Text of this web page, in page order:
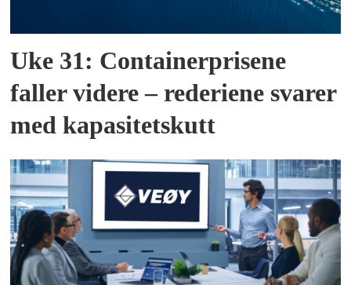
Uke 31: Containerprisene
faller videre – rederiene svarer
med kapasitetskutt